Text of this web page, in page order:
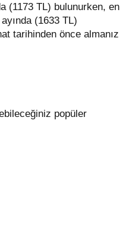
(1173 TL) bulunurken, en
(1633 TL)
tarihinden önce almanız
popüler